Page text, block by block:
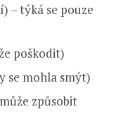
– týká se pouze
poškodit)
se mohla smýt)
způsobit